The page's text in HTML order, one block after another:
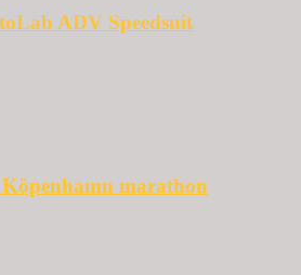
ADV Speedsuit
marathon